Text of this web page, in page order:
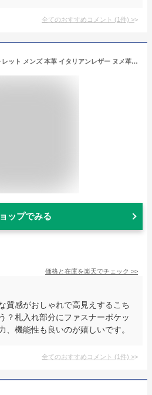
全てのおすすめコメント (1件) >
2つ折り財布 レザーウォレット メンズ 本革 イタリアンレザー ヌメ革 メンズ財布 ナチュラル タン 【ギフト】 【あす楽】 lw171
ップでみる
価格と在庫を楽天でチェック >>
質感がおしゃれで高見えするこち
？札入れ部分にファスナーポケッ
、機能性も良いのが嬉しいです。
全てのおすすめコメント (1件) >